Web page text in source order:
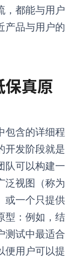
，都能与用户
产品与用户的
真原
包含的详细程
开发阶段就是
队可以构建一
泛视图（称为
或一个只提供
型：例如，结
测试中最适合
便用户可以提